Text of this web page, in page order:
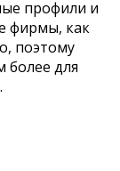
профили и
фирмы, как
поэтому
более для